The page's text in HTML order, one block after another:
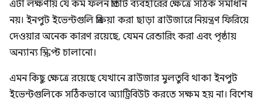
এটা লক্ষণীয় যে কম ফলন প্রতিটি ব্যবহারের ক্ষেত্রে সঠিক সমাধান
নয়। ইনপুট ইভেন্টগুলি প্রক্রিয়া করা ছাড়া ব্রাউজারে নিয়ন্ত্রণ ফিরিয়ে
দেওয়ার অনেক কারণ রয়েছে, যেমন রেন্ডারিং করা এবং পৃষ্ঠায়
অন্যান্য স্ক্রিপ্ট চালানো।
এমন কিছু ক্ষেত্রে রয়েছে যেখানে ব্রাউজার মুলতুবি থাকা ইনপুট
ইভেন্টগুলিকে সঠিকভাবে অ্যাট্রিবিউট করতে সক্ষম হয় না। বিশেষ